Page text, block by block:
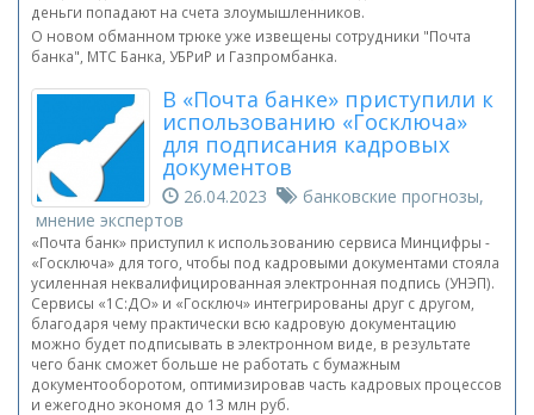
деньги попадают на счета злоумышленников.
О новом обманном трюке уже извещены сотрудники "Почта
банка", МТС Банка, УБРиР и Газпромбанка.
В «Почта банке» приступили к
использованию «Госключа»
для подписания кадровых
документов
26.04.2023
банковские прогнозы,
мнение экспертов
«Почта банк» приступил к использованию сервиса Минцифры -
«Госключа» для того, чтобы под кадровыми документами стояла
усиленная неквалифицированная электронная подпись (УНЭП).
Сервисы «1С:ДО» и «Госключ» интегрированы друг с другом,
благодаря чему практически всю кадровую документацию
можно будет подписывать в электронном виде, в результате
чего банк сможет больше не работать с бумажным
документооборотом, оптимизировав часть кадровых процессов
и ежегодно экономя до 13 млн руб.